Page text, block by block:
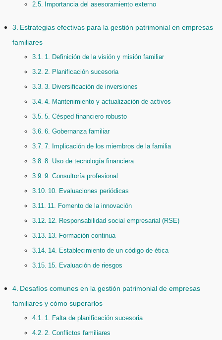
Importancia del asesoramiento externo
Estrategias efectivas para la gestión patrimonial en empresas
familiares
1. Definición de la visión y misión familiar
2. Planificación sucesoria
3. Diversificación de inversiones
4. Mantenimiento y actualización de activos
5. Césped financiero robusto
6. Gobernanza familiar
7. Implicación de los miembros de la familia
8. Uso de tecnología financiera
9. Consultoría profesional
10. Evaluaciones periódicas
11. Fomento de la innovación
12. Responsabilidad social empresarial (RSE)
13. Formación continua
14. Establecimiento de un código de ética
15. Evaluación de riesgos
Desafíos comunes en la gestión patrimonial de empresas
familiares y cómo superarlos
1. Falta de planificación sucesoria
2. Conflictos familiares